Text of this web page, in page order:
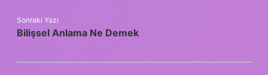
Sonraki Yazı
Bilişsel Anlama Ne Demek